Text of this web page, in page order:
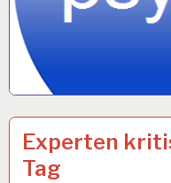
12-
STUNDEN-
ARBEITSTAG…
Experten
Tag
28 JUNI 2018